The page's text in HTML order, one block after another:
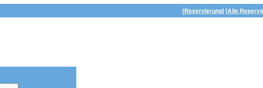
[Reservierung] [Alle